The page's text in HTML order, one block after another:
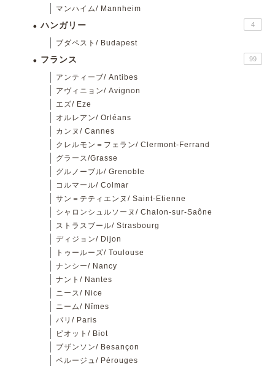
マンハイム/ Mannheim
ハンガリー 4
ブダペスト/ Budapest
フランス 99
アンティーブ/ Antibes
アヴィニョン/ Avignon
エズ/ Eze
オルレアン/ Orléans
カンヌ/ Cannes
クレルモン＝フェラン/ Clermont-Ferrand
グラース/Grasse
グルノーブル/ Grenoble
コルマール/ Colmar
サン＝テティエンヌ/ Saint-Etienne
シャロンシュルソーヌ/ Chalon-sur-Saône
ストラスブール/ Strasbourg
ディジョン/ Dijon
トゥールーズ/ Toulouse
ナンシー/ Nancy
ナント/ Nantes
ニース/ Nice
ニーム/ Nîmes
パリ/ Paris
ビオット/ Biot
ブザンソン/ Besançon
ペルージュ/ Pérouges